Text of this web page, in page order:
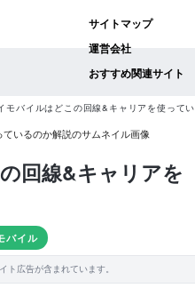
サイトマップ
運営会社
おすすめ関連サイト
モバイルはどこの回線&キャリアを使って
回線&キャリアを
バイル
ト広告が含まれています。